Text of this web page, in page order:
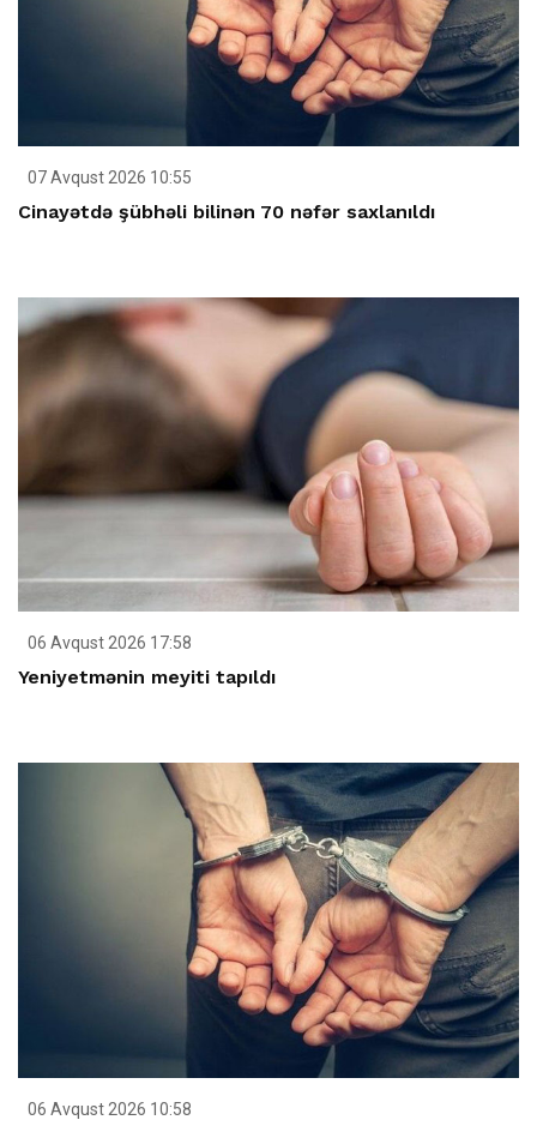
07 Avqust 2026 10:55
Cinayətdə şübhəli bilinən 70 nəfər saxlanıldı
06 Avqust 2026 17:58
Yeniyetmənin meyiti tapıldı
06 Avqust 2026 10:58